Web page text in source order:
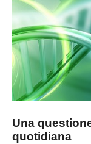
Una
quotidiana